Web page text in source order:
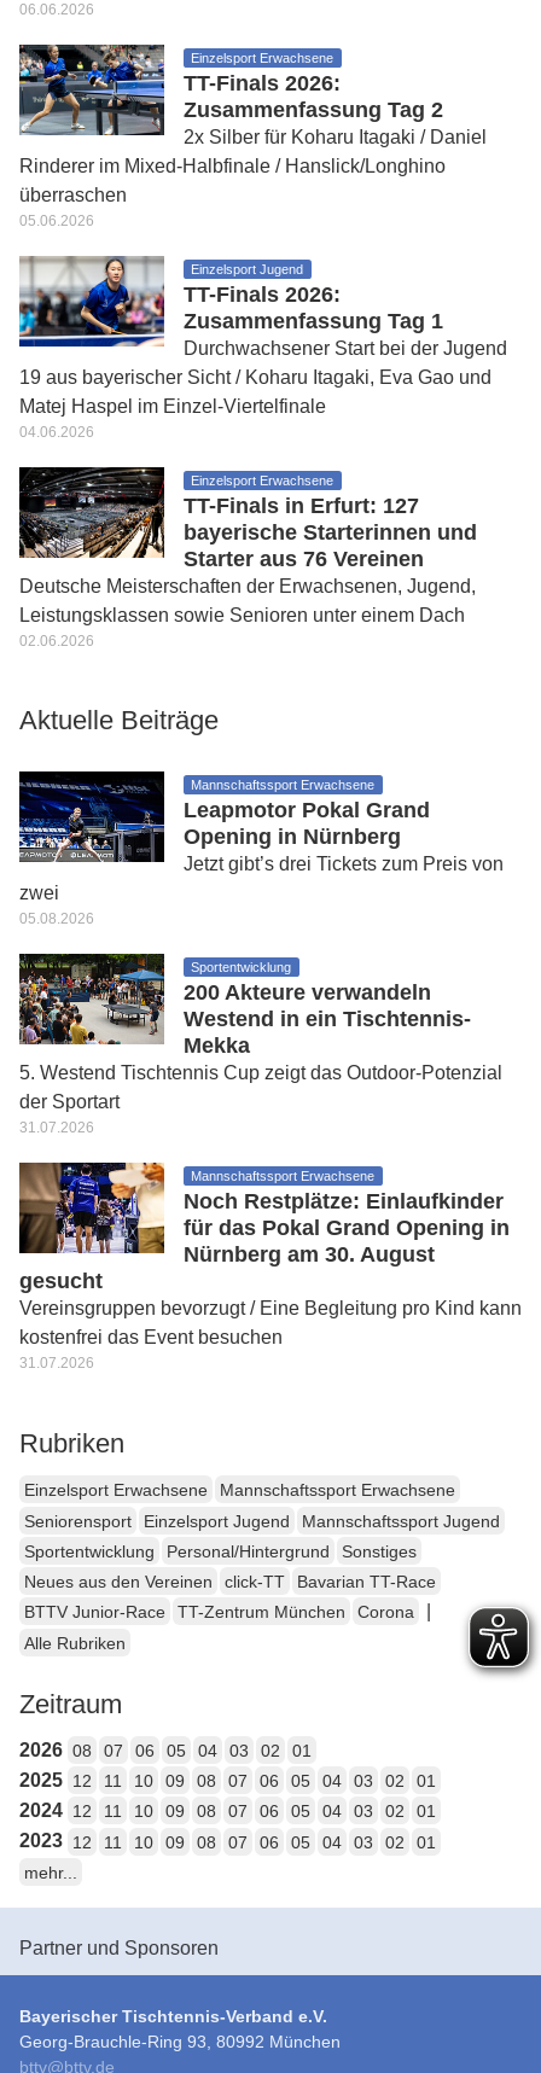
06.06.2026
Einzelsport Erwachsene
TT-Finals 2026:
Zusammenfassung Tag 2
2x Silber für Koharu Itagaki / Daniel
Rinderer im Mixed-Halbfinale / Hanslick/Longhino
überraschen
05.06.2026
Einzelsport Jugend
TT-Finals 2026:
Zusammenfassung Tag 1
Durchwachsener Start bei der Jugend
19 aus bayerischer Sicht / Koharu Itagaki, Eva Gao und
Matej Haspel im Einzel-Viertelfinale
04.06.2026
Einzelsport Erwachsene
TT-Finals in Erfurt: 127
bayerische Starterinnen und
Starter aus 76 Vereinen
Deutsche Meisterschaften der Erwachsenen, Jugend,
Leistungsklassen sowie Senioren unter einem Dach
02.06.2026
Aktuelle Beiträge
Mannschaftssport Erwachsene
Leapmotor Pokal Grand
Opening in Nürnberg
Jetzt gibt’s drei Tickets zum Preis von
zwei
05.08.2026
Sportentwicklung
200 Akteure verwandeln
Westend in ein Tischtennis-
Mekka
5. Westend Tischtennis Cup zeigt das Outdoor-Potenzial
der Sportart
31.07.2026
Mannschaftssport Erwachsene
Noch Restplätze: Einlaufkinder
für das Pokal Grand Opening in
Nürnberg am 30. August
gesucht
Vereinsgruppen bevorzugt / Eine Begleitung pro Kind kann
kostenfrei das Event besuchen
31.07.2026
Rubriken
Einzelsport Erwachsene
Mannschaftssport Erwachsene
Seniorensport
Einzelsport Jugend
Mannschaftssport Jugend
Sportentwicklung
Personal/Hintergrund
Sonstiges
Neues aus den Vereinen
click-TT
Bavarian TT-Race
BTTV Junior-Race
TT-Zentrum München Corona
Alle Rubriken
Zeitraum
2026 08 07 06 05 04 03 02 01
2025 12 11 10 09 08 07 06 05 04 03 02 01
2024 12 11 10 09 08 07 06 05 04 03 02 01
2023 12 11 10 09 08 07 06 05 04 03 02
01
mehr...
Partner und Sponsoren
Bayerischer Tischtennis-Verband e.V.
Georg-Brauchle-Ring 93, 80992 München
bttv@bttv.de